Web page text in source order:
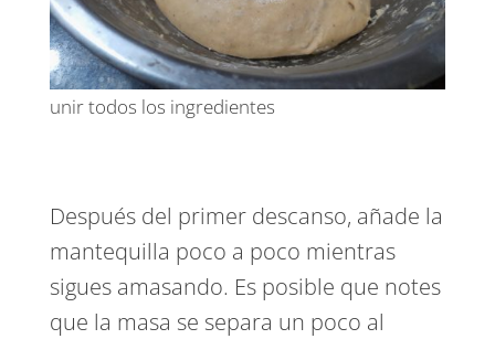
unir todos los ingredientes
Después del primer descanso, añade la
mantequilla poco a poco mientras
sigues amasando. Es posible que notes
que la masa se separa un poco al